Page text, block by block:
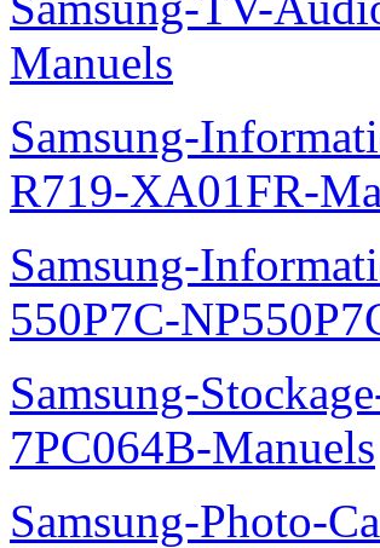
Manuels
Samsung-
R719-XA01FR-
Samsung-
550P7C-
Samsung-
7PC064B-Manuels
Samsung-Photo-